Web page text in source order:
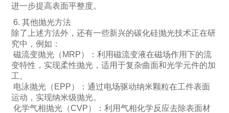
进一步提高表面平整度。
6. 其他抛光方法
除了上述方法外，还有一些新兴的碳化硅抛光技术正在研
究中，例如：
磁流变抛光（MRP）：利用磁流变液在磁场作用下的流
变特性，实现柔性抛光，适用于复杂曲面和光学元件的加
工。
电泳抛光（EPP）：通过电场驱动纳米颗粒在工件表面
运动，实现纳米级抛光。
化学气相抛光（CVP）：利用气相化学反应去除表面材